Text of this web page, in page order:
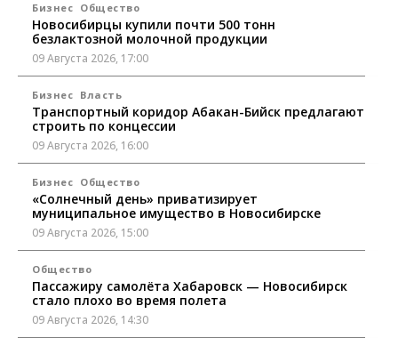
Бизнес Общество
Новосибирцы купили почти 500 тонн
безлактозной молочной продукции
09 Августа 2026, 17:00
Бизнес Власть
Транспортный коридор Абакан-Бийск предлагают
строить по концессии
09 Августа 2026, 16:00
Бизнес Общество
«Солнечный день» приватизирует
муниципальное имущество в Новосибирске
09 Августа 2026, 15:00
Общество
Пассажиру самолёта Хабаровск — Новосибирск
стало плохо во время полета
09 Августа 2026, 14:30